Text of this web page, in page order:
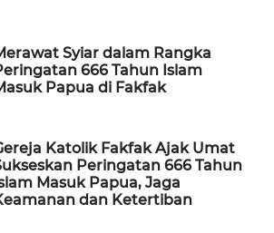
Syiar dalam Rangka
666 Tahun Islam
Papua di Fakfak
Katolik Fakfak Ajak Umat
Peringatan 666 Tahun
Masuk Papua, Jaga
dan Ketertiban